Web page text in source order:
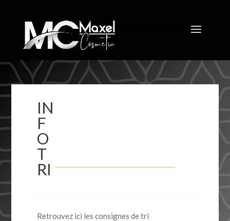
IN
F
O
T
RI
Retrouvez ici les consignes de tri